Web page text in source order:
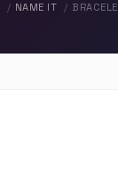
NAME IT